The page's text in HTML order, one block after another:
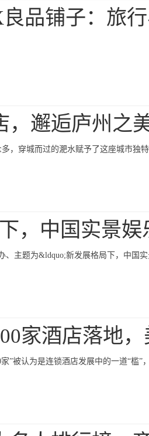
品铺子：旅
，邂逅庐州之
，穿城而过的淝水赋予了这座城市独
，中国实景娱
、主题为&ldquo;新发展格局下，中国
家酒店落地
”被认为是连锁酒店发展中的一道“槛